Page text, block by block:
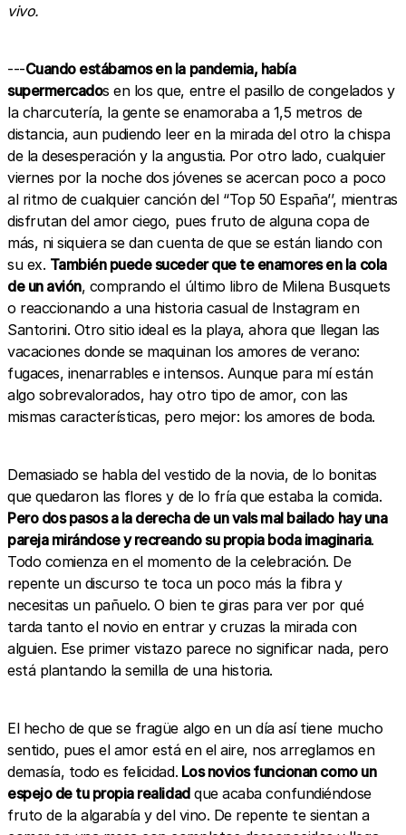
vivo.
---Cuando estábamos en la pandemia, había
supermercados en los que, entre el pasillo de congelados y
la charcutería, la gente se enamoraba a 1,5 metros de
distancia, aun pudiendo leer en la mirada del otro la chispa
de la desesperación y la angustia. Por otro lado, cualquier
viernes por la noche dos jóvenes se acercan poco a poco
al ritmo de cualquier canción del ‘‘Top 50 España’’, mientras
disfrutan del amor ciego, pues fruto de alguna copa de
más, ni siquiera se dan cuenta de que se están liando con
su ex. También puede suceder que te enamores en la cola
de un avión, comprando el último libro de Milena Busquets
o reaccionando a una historia casual de Instagram en
Santorini. Otro sitio ideal es la playa, ahora que llegan las
vacaciones donde se maquinan los amores de verano:
fugaces, inenarrables e intensos. Aunque para mí están
algo sobrevalorados, hay otro tipo de amor, con las
mismas características, pero mejor: los amores de boda.
Demasiado se habla del vestido de la novia, de lo bonitas
que quedaron las flores y de lo fría que estaba la comida.
Pero dos pasos a la derecha de un vals mal bailado hay una
pareja mirándose y recreando su propia boda imaginaria.
Todo comienza en el momento de la celebración. De
repente un discurso te toca un poco más la fibra y
necesitas un pañuelo. O bien te giras para ver por qué
tarda tanto el novio en entrar y cruzas la mirada con
alguien. Ese primer vistazo parece no significar nada, pero
está plantando la semilla de una historia.
El hecho de que se fragüe algo en un día así tiene mucho
sentido, pues el amor está en el aire, nos arreglamos en
demasía, todo es felicidad. Los novios funcionan como un
espejo de tu propia realidadque acaba confundiéndose
fruto de la algarabía y del vino. De repente te sientan a